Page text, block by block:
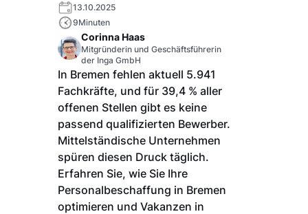
13.10.2025
9Minuten
Corinna Haas
Mitgründerin und Geschäftsführerin
der Inga GmbH
In Bremen fehlen aktuell 5.941
Fachkräfte, und für 39,4 % aller
offenen Stellen gibt es keine
passend qualifizierten Bewerber.
Mittelständische Unternehmen
spüren diesen Druck täglich.
Erfahren Sie, wie Sie Ihre
Personalbeschaffung in Bremen
optimieren und Vakanzen in